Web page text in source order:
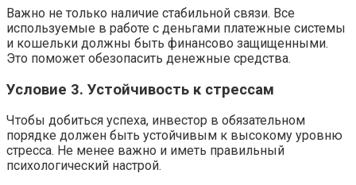
Важно не только наличие стабильной связи. Все
используемые в работе с деньгами платежные системы
и кошельки должны быть финансово защищенными.
Это поможет обезопасить денежные средства.
Условие 3. Устойчивость к стрессам
Чтобы добиться успеха, инвестор в обязательном
порядке должен быть устойчивым к высокому уровню
стресса. Не менее важно и иметь правильный
психологический настрой.